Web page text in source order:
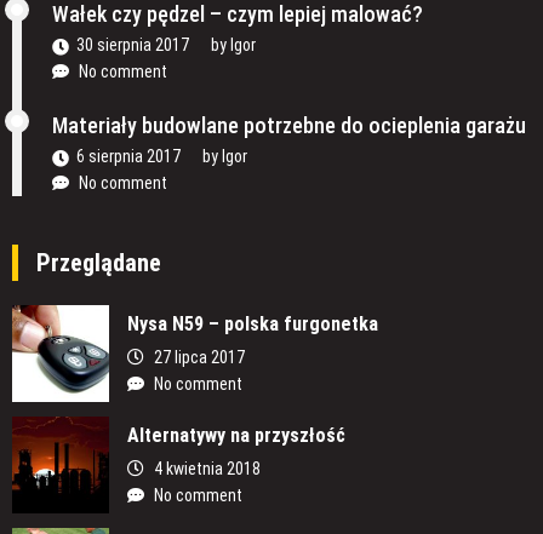
Wałek czy pędzel – czym lepiej malować?
30 sierpnia 2017 by Igor
No comment
Materiały budowlane potrzebne do ocieplenia garażu
6 sierpnia 2017 by Igor
No comment
Przeglądane
Nysa N59 – polska furgonetka
27 lipca 2017
No comment
Alternatywy na przyszłość
4 kwietnia 2018
No comment